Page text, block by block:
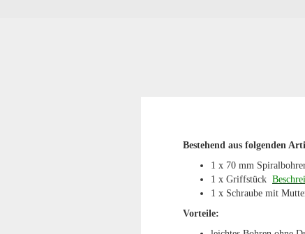
Bestehend aus folgenden
1 x 70 mm
1 x Griffstück
1 x Schraube mit
Vorteile: